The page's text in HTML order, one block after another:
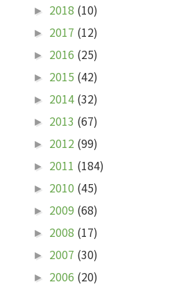
► 2018 (10)
► 2017 (12)
► 2016 (25)
► 2015 (42)
► 2014 (32)
► 2013 (67)
► 2012 (99)
► 2011 (184)
► 2010 (45)
► 2009 (68)
► 2008 (17)
► 2007 (30)
► 2006 (20)